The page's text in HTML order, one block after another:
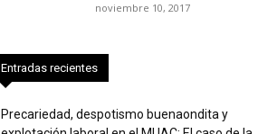
noviembre 10, 2017
Entradas recientes
Precariedad, despotismo buenaondita y